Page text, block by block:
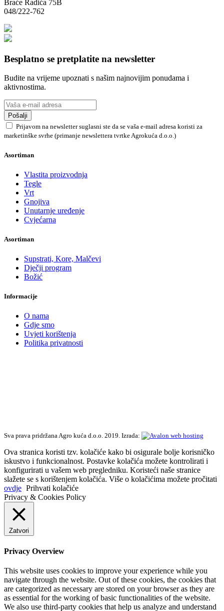
Braće Radića 75B
048/222-762
Besplatno se pretplatite na newsletter
Budite na vrijeme upoznati s našim najnovijim ponudama i
aktivnostima.
Pošalji
Prijavom na newsletter suglasni ste da se vaša e-mail adresa koristi za
marketinške svrhe (primanje newslettera tvrtke Agrokuća d.o.o.)
Asortiman
Vlastita proizvodnja
Tegle
Vrt
Gnojiva
Unutarnje uređenje
Cvjećarna
Asortiman
Supstrati, Kore, Malčevi
Dječji program
Božić
Informacije
O nama
Gdje smo
Uvjeti korištenja
Politika privatnosti
Sva prava pridržana Agro kuća d.o.o. 2019. Izrada:
Ova stranica koristi tzv. kolačiće kako bi osigurale bolje korisničko
iskustvo i funkcionalnost. Postavke kolačića možete kontrolirati i
konfigurirati u vašem web pregledniku. Koristeći naše stranice
slažete se s korištenjem kolačića. Više o kolačićima možete pročitati
ovdje Prihvati kolačiće
Privacy & Cookies Policy
Zatvori
Privacy Overview
This website uses cookies to improve your experience while you
navigate through the website. Out of these cookies, the cookies that
are categorized as necessary are stored on your browser as they are
as essential for the working of basic functionalities of the website.
We also use third-party cookies that help us analyze and understand